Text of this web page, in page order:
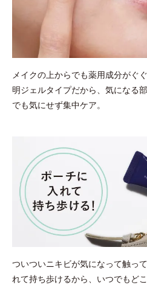
メイクの上からでも薬用成分がぐ
明ジェルタイプだから、気になる
でも気にせず集中ケア。
ついついニキビが気になって触っ
れて持ち歩けるから、いつでもど